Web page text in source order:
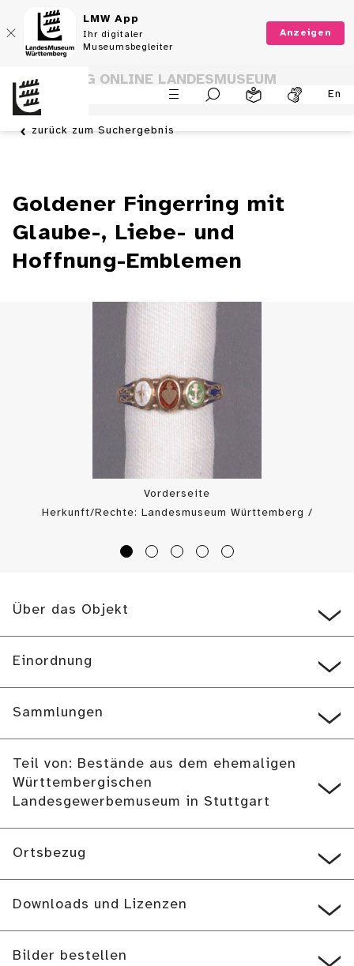
LMW App
Ihr digitaler
Museumsbegleiter
Anzeigen
En
SAMMLUNG ONLINE LANDESMUSEUM
WÜRTTEMBERG
zurück zum Suchergebnis
Goldener Fingerring mit
Glaube-, Liebe- und
Hoffnung-Emblemen
Vorderseite
Herkunft/Rechte: Landesmuseum Württemberg /
Über das Objekt
Einordnung
Sammlungen
Teil von: Bestände aus dem ehemaligen
Württembergischen
Landesgewerbemuseum in Stuttgart
Ortsbezug
Downloads und Lizenzen
Bilder bestellen